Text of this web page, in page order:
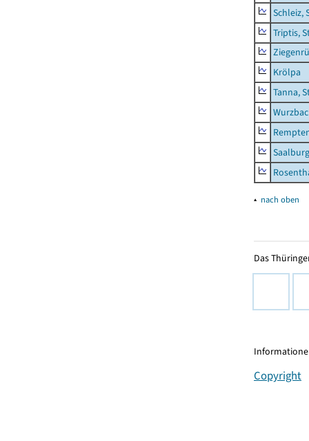
Schleiz,
Triptis,
Krölpa
Tanna,
▴ nach oben
Das
Copyright